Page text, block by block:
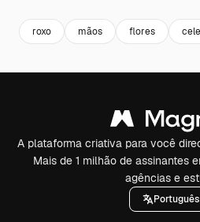
roxo mãos flores
A plataforma criativa para você
Mais de 1 milhão de assinantes
agências e
Português